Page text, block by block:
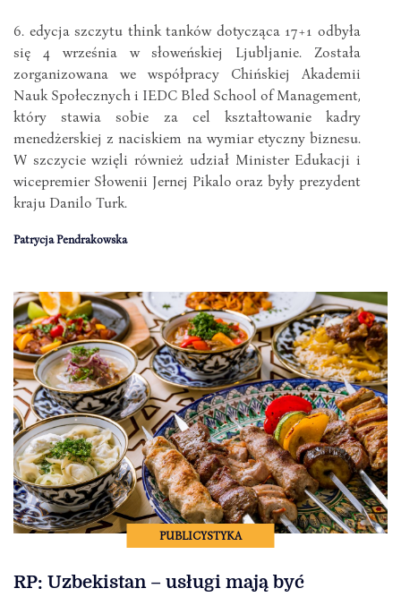
6. edycja szczytu think tanków dotycząca 17+1 odbyła
się 4 września w słoweńskiej Ljubljanie. Została
zorganizowana we współpracy Chińskiej Akademii
Nauk Społecznych i IEDC Bled School of Management,
który stawia sobie za cel kształtowanie kadry
menedżerskiej z naciskiem na wymiar etyczny biznesu.
W szczycie wzięli również udział Minister Edukacji i
wicepremier Słowenii Jernej Pikalo oraz były prezydent
kraju Danilo Turk.
Patrycja Pendrakowska
PUBLICYSTYKA
RP: Uzbekistan – usługi mają być